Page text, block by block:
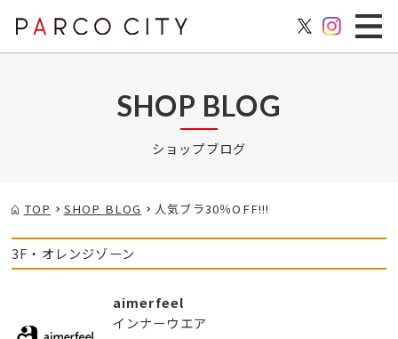
SHOP BLOG
ショップブログ
TOP SHOP BLOG 人気ブラ30％OFF!!!
3F・オレンジゾーン
aimerfeel
インナーウエア